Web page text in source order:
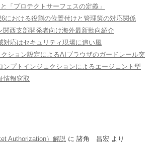
「プロテクトサーフェスの定義」
における役割の位置付けと管理策の対応関係
関西支部開発者向け海外最新動向紹介
対応はセキュリティ現場に追い風
ション設定によるAIブラウザのガードレール突
プトインジェクションによるエージェント型
情報窃取
Authorization）解説 に 諸角 昌宏 より